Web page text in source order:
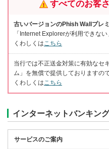
すべてのお客
古いバージョンのPhish Wallプレ
「Internet Explorerが利用できな
くわしくはこちら
当行では不正送金対策に有効なセ
ム」を無償で提供しておりますの
くわしくはこちら
インターネットバンキン
サービスのご案内